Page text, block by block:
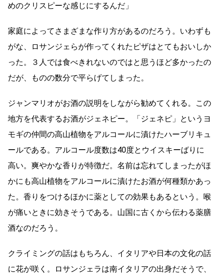
めのクリスピーな感じにするんだ」
家庭によってさまざまな作り方があるのだろう。いわずも
がな、ロサンジェらが作ってくれたピザはとてもおいしか
った。３人では食べきれないのではと思うほど多かったの
だが、ものの数分で平らげてしまった。
ジャンマリオがお酒の説明をしながら勧めてくれる。この
地方を代表するお酒がジェネピー。「ジェネピ」というヨ
モギの仲間の高山植物をアルコールに漬けたハーブリキュ
ールである。アルコール度数は40度とウイスキーばりに
高い。爽やかな香りが特徴だ。名前は忘れてしまったがほ
かにも高山植物をアルコールに漬けたお酒が何種類かあっ
た。香りをつけるほかに薬としての効果もあるという。喉
が痛いときに効きそうである。山国に古くから伝わる薬膳
酒なのだろう。
クライミングの話はもちろん、イタリアや日本の文化の話
に花が咲く。ロサンジェラは南イタリアの出身だそうで、